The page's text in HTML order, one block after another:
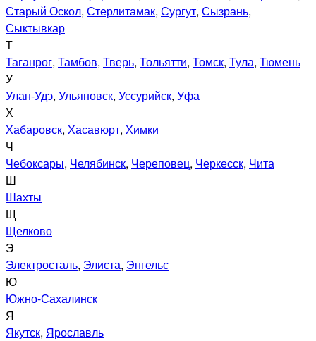
Старый Оскол, Стерлитамак, Сургут, Сызрань,
Сыктывкар
Т
Таганрог, Тамбов, Тверь, Тольятти, Томск, Тула, Тюмень
У
Улан-Удэ, Ульяновск, Уссурийск, Уфа
Х
Хабаровск, Хасавюрт, Химки
Ч
Чебоксары, Челябинск, Череповец, Черкесск, Чита
Ш
Шахты
Щ
Щелково
Э
Электросталь, Элиста, Энгельс
Ю
Южно-Сахалинск
Я
Якутск, Ярославль